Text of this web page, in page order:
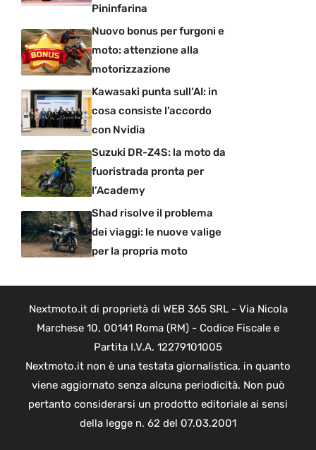
Pininfarina
Nuovo bonus per furgoni e
moto: attenzione alla
motorizzazione
Kawasaki punta sull’AI: in
cosa consiste l’accordo
con Nvidia
Suzuki DR-Z4S: la moto da
fuoristrada pronta per
l’Academy
Shad risolve il problema
dei viaggi: le nuove valige
per la propria moto
Nextmoto.it di proprietà di WEB 365 SRL - Via Nicola
Marchese 10, 00141 Roma (RM) - Codice Fiscale e
Partita I.V.A. 12279101005
Nextmoto.it non è una testata giornalistica, in quanto
viene aggiornato senza alcuna periodicità. Non può
pertanto considerarsi un prodotto editoriale ai sensi
della legge n. 62 del 07.03.2001